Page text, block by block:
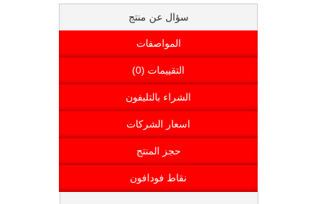
سؤال عن منتج
المواصفات
التقييمات (0)
الشراء بالتليفون
اسعار الشركات
حجز المنتج
نقاط فودافون